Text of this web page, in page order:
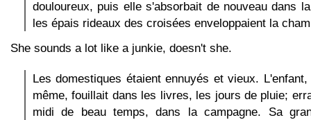
douloureux, puis elle s'absorbait de nouveau dans
les épais rideaux des croisées enveloppaient la
She sounds a lot like a junkie, doesn't she.
Les domestiques étaient ennuyés et vieux.
même, fouillait dans les livres, les jours de pluie;
midi de beau temps, dans la campagne. Sa